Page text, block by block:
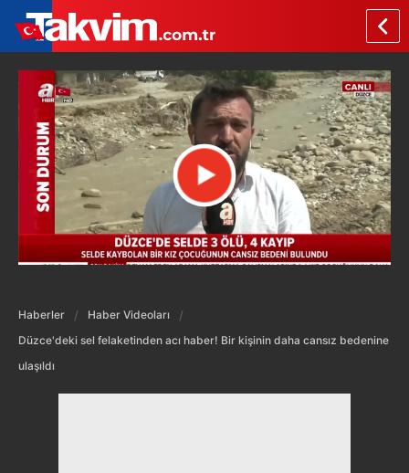
Haberler
Haber Videoları
Düzce'deki sel felaketinden acı haber! Bir kişinin daha cansız bedenine
ulaşıldı